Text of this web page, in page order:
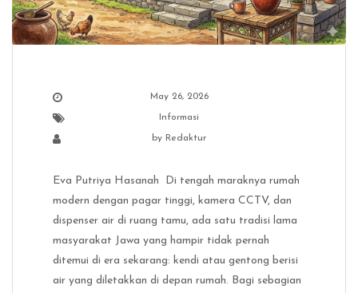
May 26, 2026
Informasi
by Redaktur
Eva Putriya Hasanah Di tengah maraknya rumah
modern dengan pagar tinggi, kamera CCTV, dan
dispenser air di ruang tamu, ada satu tradisi lama
masyarakat Jawa yang hampir tidak pernah
ditemui di era sekarang: kendi atau gentong berisi
air yang diletakkan di depan rumah. Bagi sebagian